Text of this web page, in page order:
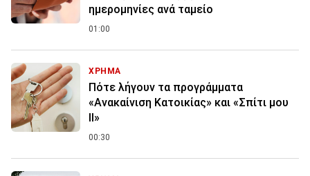
ημερομηνίες ανά ταμείο
01:00
ΧΡΗΜΑ
Πότε λήγουν τα προγράμματα
«Ανακαίνιση Κατοικίας» και «Σπίτι μου
ΙΙ»
00:30